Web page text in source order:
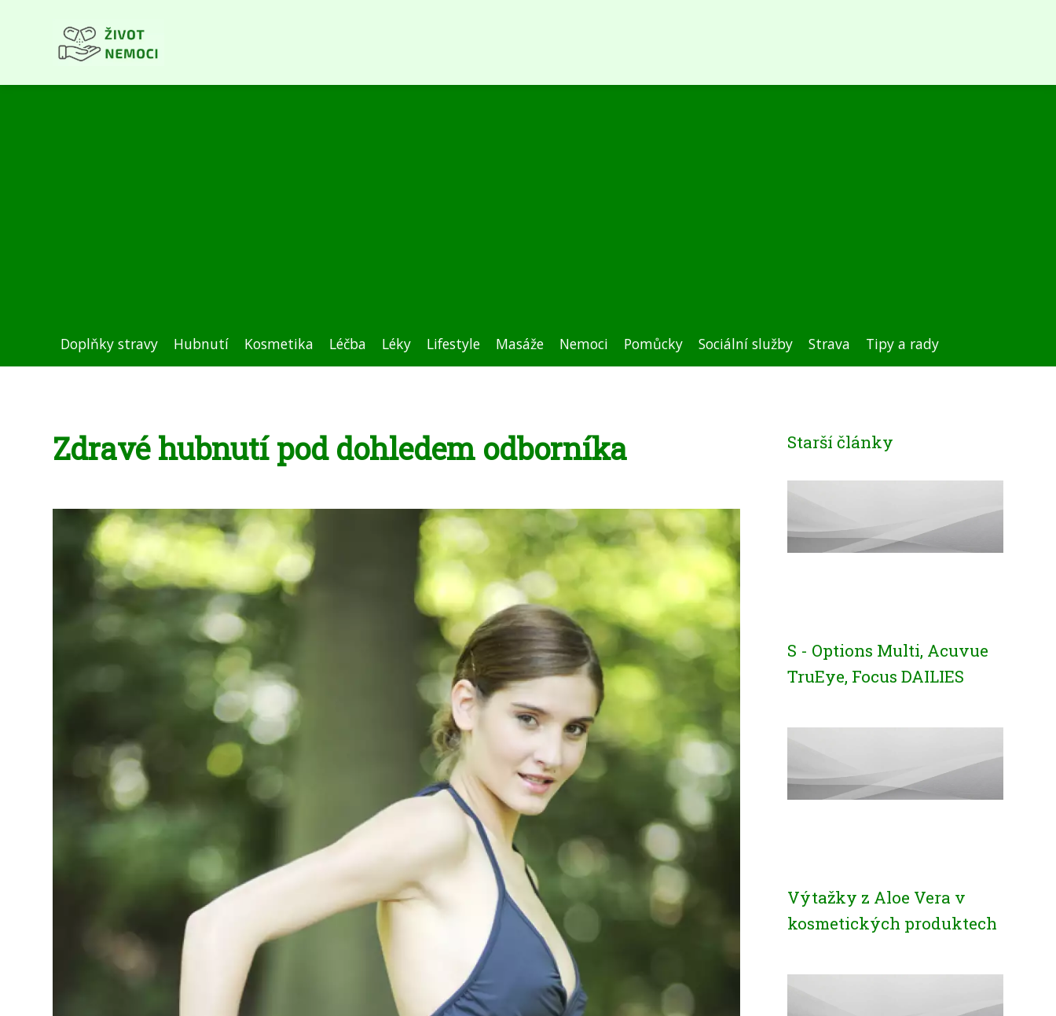
Doplňky stravy Hubnutí Kosmetika Léčba Léky Lifestyle Masáže Nemoci Pomůcky Sociální služby Strava Tipy a rady
Zdravé hubnutí pod dohledem odborníka Starší články
S - Options Multi, Acuvue
TruEye, Focus DAILIES
Výtažky z Aloe Vera v
kosmetických produktech